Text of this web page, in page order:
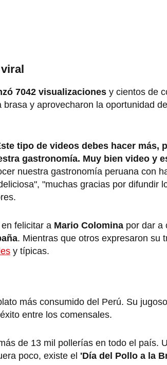
7042 visualizaciones y cientos de
y aprovecharon la oportunidad
tipo de videos debes hacer más,
gastronomía. Muy bien video y
nuestra gastronomía peruana con
"muchas gracias por difundir
felicitar a Mario Colomina por dar a
. Mientras que otros expresaron su
y típicas.
más consumido del Perú. Su
entre los comensales.
de 13 mil pollerías en todo el país.
poco, existe el 'Día del Pollo a la